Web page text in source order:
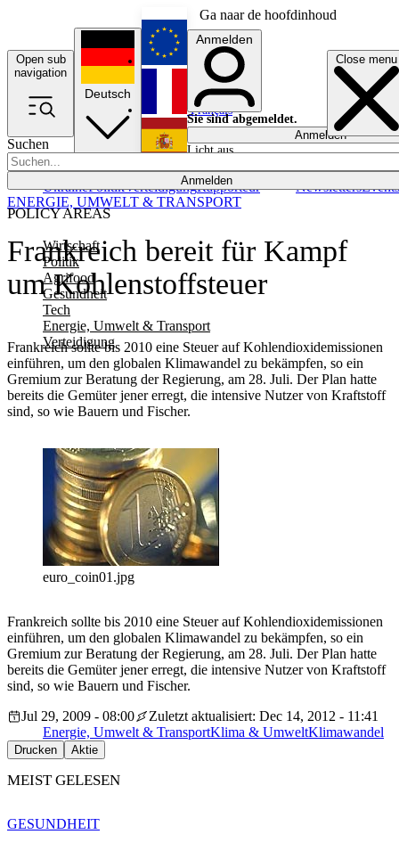
Ga naar de hoofdinhoud
Open sub
navigation
Close menu
Suchen
Anmelden
POLICY AREAS
Wirtschaft
Politik
Agrifood
Gesundheit
Tech
Energie, Umwelt & Transport
Verteidigung
UkrainePolitikVerteidigungRapporteur NewslettersEvents
Deutsch
English
Français
Anmelden
Sie sind abgemeldet.
Anmelden
Licht aus
Frankreich bereit für Kampf
um Kohlenstoffsteuer
Frankreich sollte bis 2010 eine Steuer auf Kohlendioxidemissionen
einführen, um den globalen Klimawandel zu bekämpfen, so ein
Gremium zur Beratung der Regierung, am 28. Juli. Der Plan hatte
bereits die Gemüter jener erregt, die intensive Nutzer von Kraftstoff
sind, so wie Bauern und Fischer.
ENERGIE, UMWELT & TRANSPORT
euro_coin01.jpg
Frankreich sollte bis 2010 eine Steuer auf Kohlendioxidemissionen
einführen, um den globalen Klimawandel zu bekämpfen, so ein
Gremium zur Beratung der Regierung, am 28. Juli. Der Plan hatte
bereits die Gemüter jener erregt, die intensive Nutzer von Kraftstoff
sind, so wie Bauern und Fischer.
Jul 29, 2009 - 08:00
Zuletzt aktualisiert: Dec 14, 2012 - 11:41
Energie, Umwelt & TransportKlima & UmweltKlimawandel
Drucken Aktie
MEIST GELESEN
GESUNDHEIT